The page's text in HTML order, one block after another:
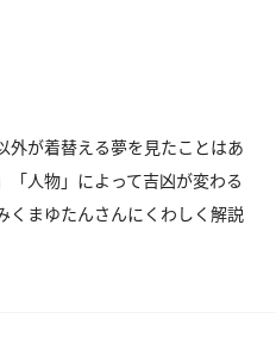
外が着替える夢を見たことはあ
「人物」によって吉凶が変わる
くまゆたんさんにくわしく解説